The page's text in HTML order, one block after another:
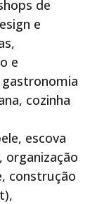
de
e
e
cozinha
escova
organização
construção